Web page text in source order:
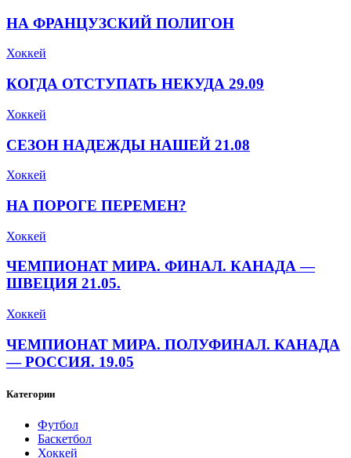
НА ФРАНЦУЗСКИЙ ПОЛИГОН
Хоккей
КОГДА ОТСТУПАТЬ НЕКУДА 29.09
Хоккей
СЕЗОН НАДЕЖДЫ НАШЕЙ 21.08
Хоккей
НА ПОРОГЕ ПЕРЕМЕН?
Хоккей
ЧЕМПИОНАТ МИРА. ФИНАЛ. КАНАДА —
ШВЕЦИЯ 21.05.
Хоккей
ЧЕМПИОНАТ МИРА. ПОЛУФИНАЛ. КАНАДА
— РОССИЯ. 19.05
Категории
Футбол
Баскетбол
Хоккей